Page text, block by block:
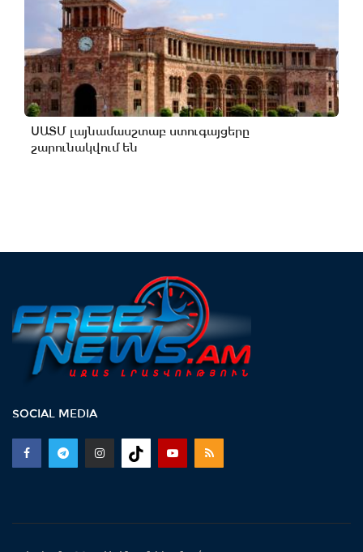
ՍԱՏՄ լայնամասշտաբ ստուգայցերը
շարունակվում են
SOCIAL MEDIA